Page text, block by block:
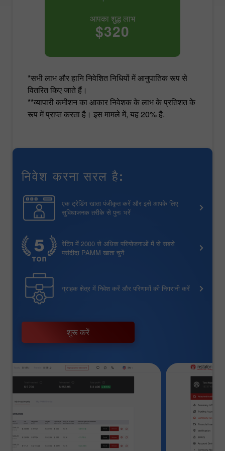
आपका शुद्ध लाभ
$320
*सभी लाभ और हानि निवेशित निधियों में आनुपातिक रूप से
वितरित किए जाते हैं।
**व्यापारी कमीशन का आकार निवेशक के लाभ के प्रतिशत के
रूप में प्राप्त करता है। इस मामले में, यह 20% है.
निवेश करना सरल है:
एक ट्रेडिंग खाता पंजीकृत करें और इसे आपके लिए
सुविधाजनक तरीके से पुनः भरें
रेटिंग में 2000 से अधिक परियोजनाओं में से सबसे
पसंदीदा PAMM खाता चुनें
ग्राहक क्षेत्र में निवेश करें और परिणामों की निगरानी करें
शुरू करें